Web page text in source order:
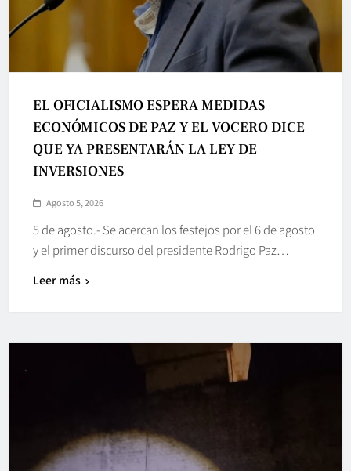
EL OFICIALISMO ESPERA MEDIDAS
ECONÓMICOS DE PAZ Y EL VOCERO DICE
QUE YA PRESENTARÁN LA LEY DE
INVERSIONES
Agosto 5, 2026
5 de agosto.- Se acercan los festejos por el 6 de agosto
y el primer discurso del presidente Rodrigo Paz…
Leer más